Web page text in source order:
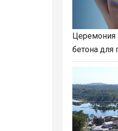
Церемония
бетона для